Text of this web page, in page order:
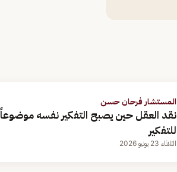
المستشار فرحان حسن
نقد العقل حين يصبح التفكير نفسه موضوعاً
للتفكير
الثلاثاء 23 يونيو 2026